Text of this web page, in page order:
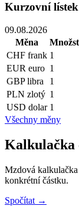
Kurzovní lístek
09.08.2026
Měna
CHF frank 1
EUR euro 1
GBP libra 1
PLN zlotý 1
USD dolar 1
Všechny měny
Kalkulačka
Mzdová kalkulačka
konkrétní částku.
Spočítat →